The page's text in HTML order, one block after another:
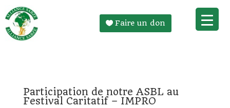
Faire un don
Participation de notre ASBL au
Festival Caritatif – IMPRO